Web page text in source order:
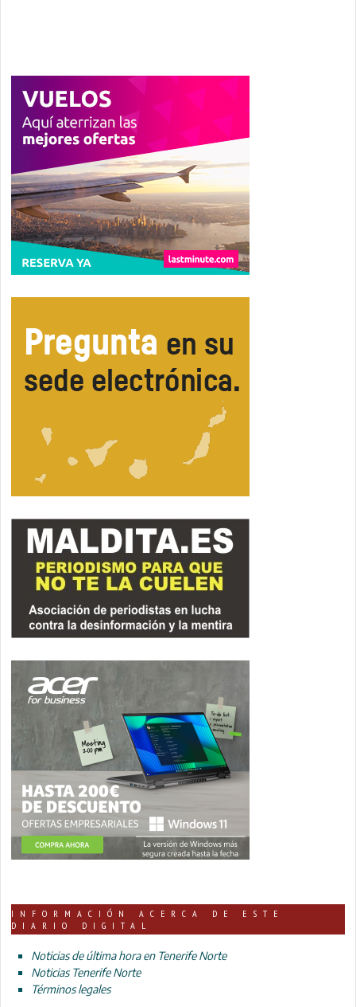
INFORMACIÓN ACERCA DE ESTE
DIARIO DIGITAL
Noticias de última hora en Tenerife Norte
Noticias Tenerife Norte
Términos legales